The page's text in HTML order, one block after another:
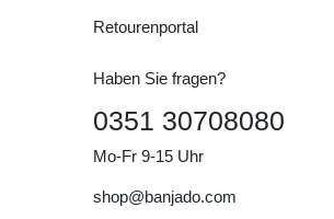
Retourenportal
Haben Sie fragen?
0351 30708080
Mo-Fr 9-15 Uhr
shop@banjado.com